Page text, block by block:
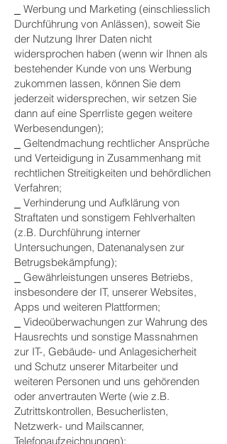
⎯ Werbung und Marketing (einschliesslich
Durchführung von Anlässen), soweit Sie
der Nutzung Ihrer Daten nicht
widersprochen haben (wenn wir Ihnen als
bestehender Kunde von uns Werbung
zukommen lassen, können Sie dem
jederzeit widersprechen, wir setzen Sie
dann auf eine Sperrliste gegen weitere
Werbesendungen);
⎯ Geltendmachung rechtlicher Ansprüche
und Verteidigung in Zusammenhang mit
rechtlichen Streitigkeiten und behördlichen
Verfahren;
⎯ Verhinderung und Aufklärung von
Straftaten und sonstigem Fehlverhalten
(z.B. Durchführung interner
Untersuchungen, Datenanalysen zur
Betrugsbekämpfung);
⎯ Gewährleistungen unseres Betriebs,
insbesondere der IT, unserer Websites,
Apps und weiteren Plattformen;
⎯ Videoüberwachungen zur Wahrung des
Hausrechts und sonstige Massnahmen
zur IT-, Gebäude- und Anlagesicherheit
und Schutz unserer Mitarbeiter und
weiteren Personen und uns gehörenden
oder anvertrauten Werte (wie z.B.
Zutrittskontrollen, Besucherlisten,
Netzwerk- und Mailscanner,
Telefonaufzeichnungen);